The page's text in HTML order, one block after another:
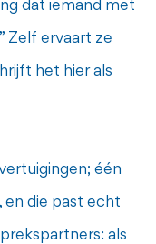
dat iemand met
Zelf ervaart ze
het hier als
één
en die past echt
als